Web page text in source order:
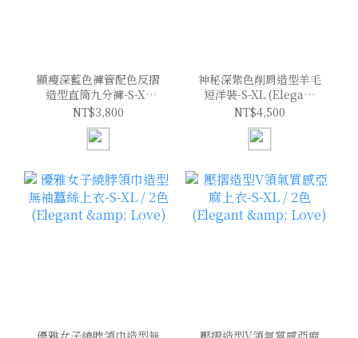
顯瘦深藍色褲管配色反摺
造型直筒九分褲-S-XL
(Elegant & Love)
NT$3,800
神秘深紫色削肩造型羊毛
短洋裝-S-XL (Elegant
& Love)
NT$4,500